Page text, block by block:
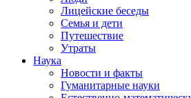
Лицейские беседы
Семья и дети
Путешествие
Утраты
Наука
Новости и факты
Гуманитарные науки